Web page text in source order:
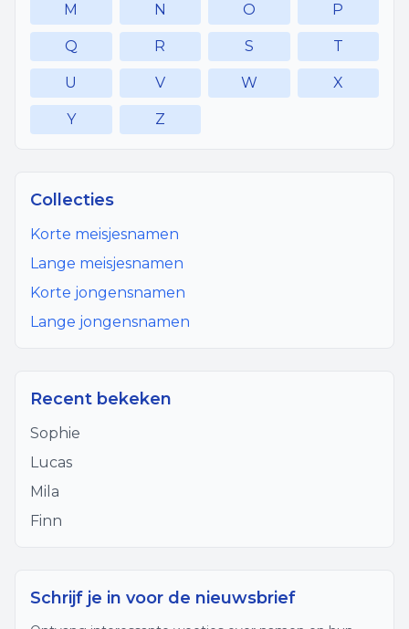
M N O P
Q R S T
U V W X
Y Z
Collecties
Korte meisjesnamen
Lange meisjesnamen
Korte jongensnamen
Lange jongensnamen
Recent bekeken
Sophie
Lucas
Mila
Finn
Schrijf je in voor de nieuwsbrief